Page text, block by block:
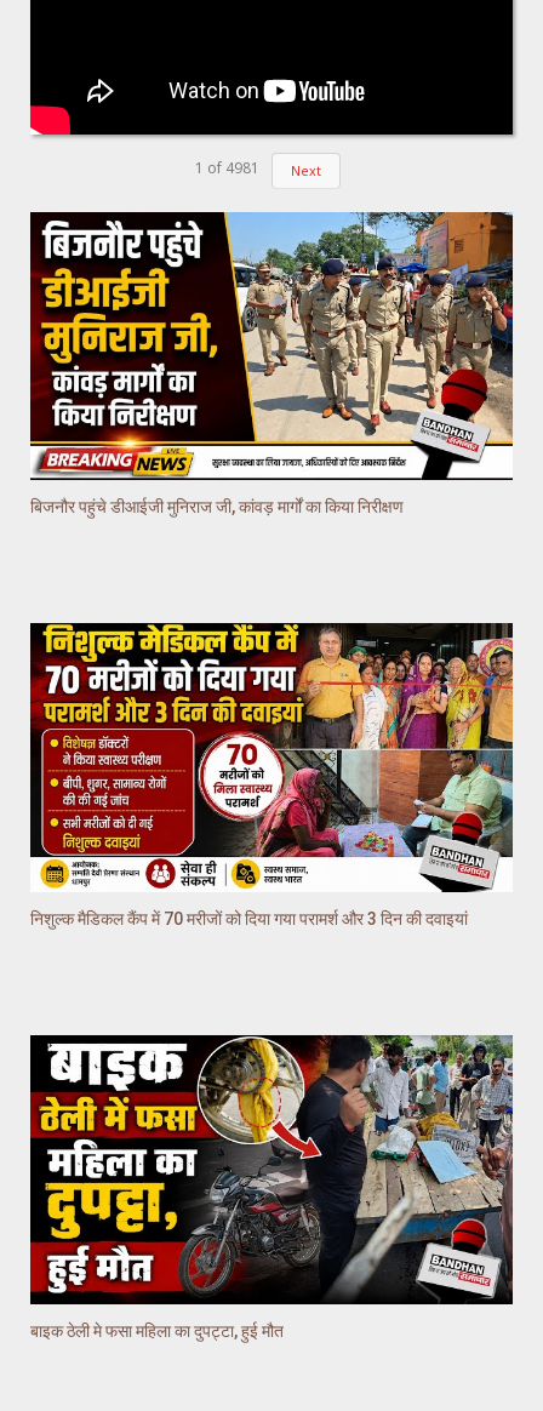
1 of 4981 Next
बिजनौर पहुंचे डीआईजी मुनिराज जी, कांवड़ मार्गों का किया निरीक्षण
निशुल्क मैडिकल कैंप में 70 मरीजों को दिया गया परामर्श और 3 दिन की दवाइयां
बाइक ठेली मे फसा महिला का दुपट्टा, हुई मौत